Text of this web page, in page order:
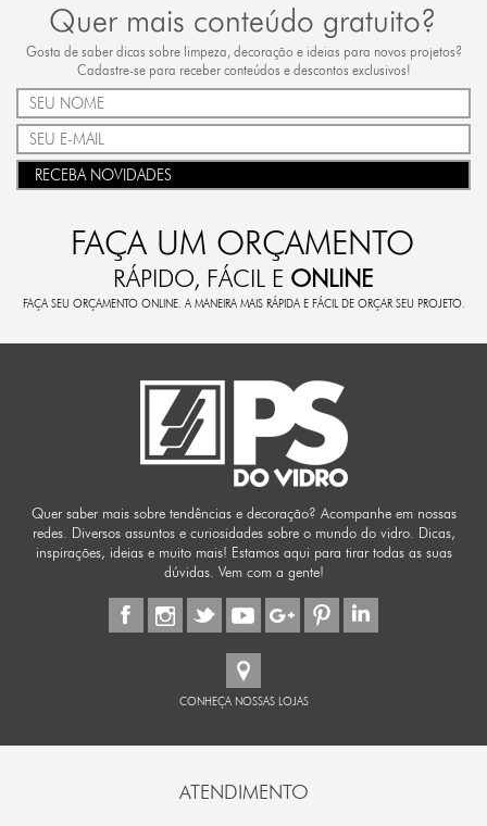
Quer mais conteúdo gratuito?
Gosta de saber dicas sobre limpeza, decoração e ideias para novos projetos?
Cadastre-se para receber conteúdos e descontos exclusivos!
RECEBA NOVIDADES
FAÇA UM ORÇAMENTO
RÁPIDO, FÁCIL E ONLINE
FAÇA SEU ORÇAMENTO ONLINE. A MANEIRA MAIS RÁPIDA E FÁCIL DE ORÇAR SEU PROJETO.
Quer saber mais sobre tendências e decoração? Acompanhe em nossas
redes. Diversos assuntos e curiosidades sobre o mundo do vidro. Dicas,
inspirações, ideias e muito mais! Estamos aqui para tirar todas as suas
dúvidas. Vem com a gente!
CONHEÇA NOSSAS LOJAS
ATENDIMENTO